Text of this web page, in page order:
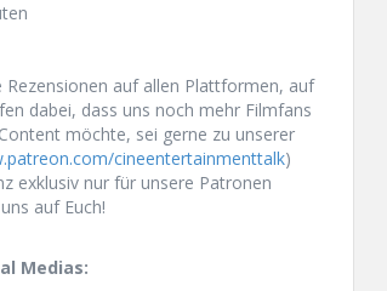
auf allen Plattformen, auf
dabei, dass uns noch mehr Filmfans
möchte, sei gerne zu unserer
cineentertainmenttalk)
exklusiv nur für unsere Patronen
auf Euch!
Medias: